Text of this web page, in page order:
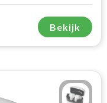
Bekijk